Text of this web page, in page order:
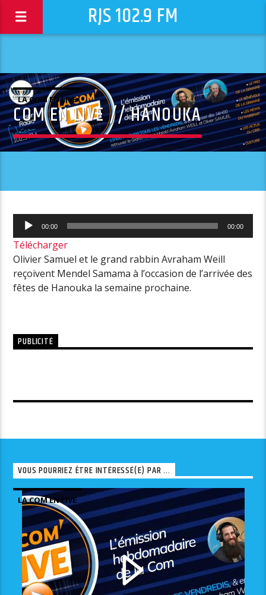
RJS 102.9 FM
LA COM EN LIVE
COM EN LIVE // HANOUKA
Lecteur
audio
00:00 00:00
Télécharger
Olivier Samuel et le grand rabbin Avraham Weill
reçoivent Mendel Samama à l’occasion de l’arrivée des
fêtes de Hanouka la semaine prochaine.
PUBLICITÉ
VOUS POURRIEZ ÊTRE INTÉRESSÉ(E) PAR ...
LA COM EN LIVE